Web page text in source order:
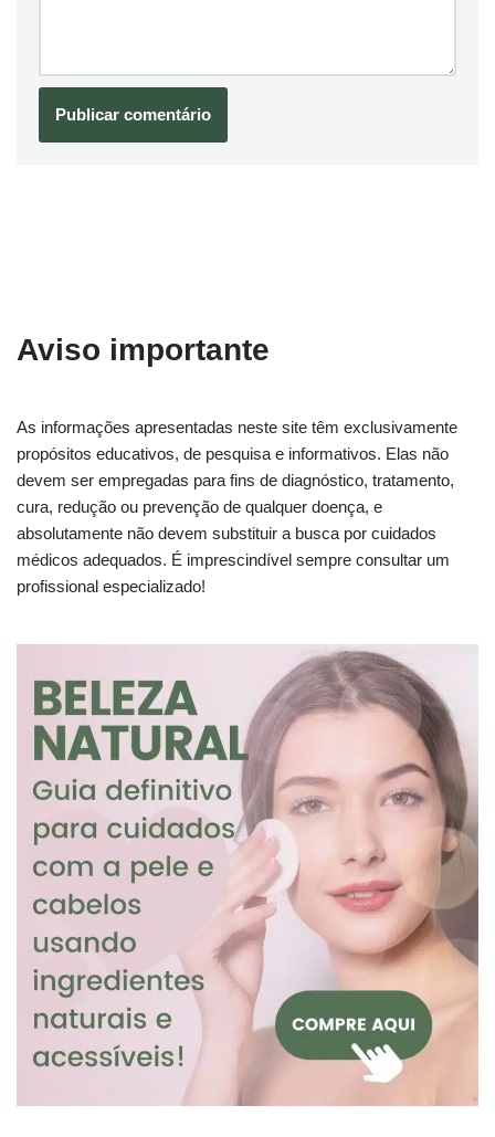
Aviso importante
As informações apresentadas neste site têm exclusivamente
propósitos educativos, de pesquisa e informativos. Elas não
devem ser empregadas para fins de diagnóstico, tratamento,
cura, redução ou prevenção de qualquer doença, e
absolutamente não devem substituir a busca por cuidados
médicos adequados. É imprescindível sempre consultar um
profissional especializado!